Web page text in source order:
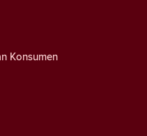
Konsumen